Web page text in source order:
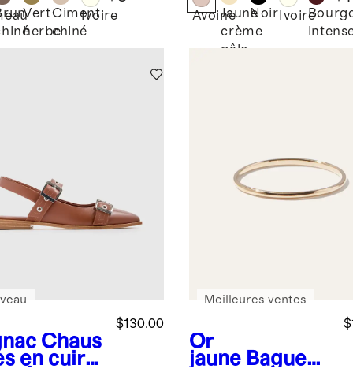
Vert
herbe
Ciment
chiné
Ivoire AvoineJaune
crème
pâle
Noir Ivoire
Chaus
en cuir
$130.00
Or
jaune Bague
Meilleures ventes